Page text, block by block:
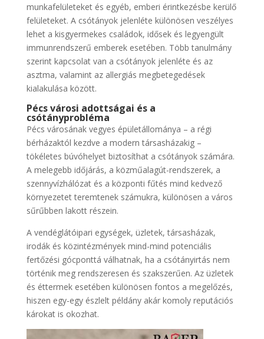
munkafelületeket és egyéb, emberi érintkezésbe kerülő
felületeket. A csótányok jelenléte különösen veszélyes
lehet a kisgyermekes családok, idősek és legyengült
immunrendszerű emberek esetében. Több tanulmány
szerint kapcsolat van a csótányok jelenléte és az
asztma, valamint az allergiás megbetegedések
kialakulása között.
Pécs városi adottságai és a
csótányprobléma
Pécs városának vegyes épületállománya – a régi
bérházaktól kezdve a modern társasházakig –
tökéletes búvóhelyet biztosíthat a csótányok számára.
A melegebb időjárás, a közműalagút-rendszerek, a
szennyvízhálózat és a központi fűtés mind kedvező
környezetet teremtenek számukra, különösen a város
sűrűbben lakott részein.
A vendéglátóipari egységek, üzletek, társasházak,
irodák és közintézmények mind-mind potenciális
fertőzési gócponttá válhatnak, ha a csótányirtás nem
történik meg rendszeresen és szakszerűen. Az üzletek
és éttermek esetében különösen fontos a megelőzés,
hiszen egy-egy észlelt példány akár komoly reputációs
károkat is okozhat.